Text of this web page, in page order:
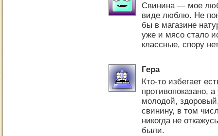
Свинина — мое
виде люблю. Не
бы в магазине
уже и мясо стало
классные, спору
Гера
Кто-то избегает
противопоказано,
молодой,
свинину, в том
никогда не
были.